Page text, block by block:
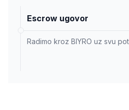
Escrow ugovor
Radimo kroz BIYRO uz svu